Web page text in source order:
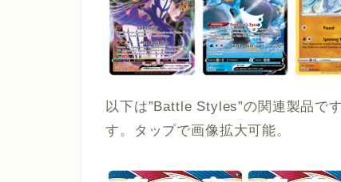
以下は”Battle Styles”の関連製品で
す。タップで画像拡大可能。